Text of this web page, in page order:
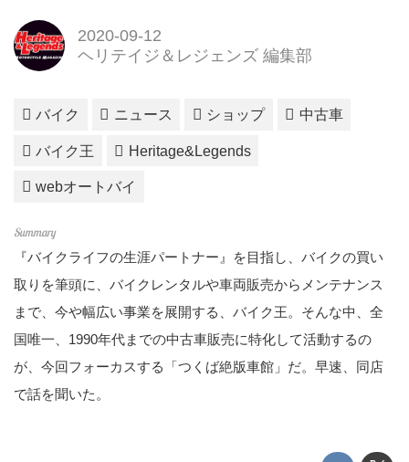
2020-09-12
ヘリテイジ＆レジェンズ 編集部
バイク ニュース ショップ 中古車
バイク王 Heritage&Legends
webオートバイ
『バイクライフの生涯パートナー』を目指し、バイクの買い
取りを筆頭に、バイクレンタルや車両販売からメンテナンス
まで、今や幅広い事業を展開する、バイク王。そんな中、全
国唯一、1990年代までの中古車販売に特化して活動するの
が、今回フォーカスする「つくば絶版車館」だ。早速、同店
で話を聞いた。